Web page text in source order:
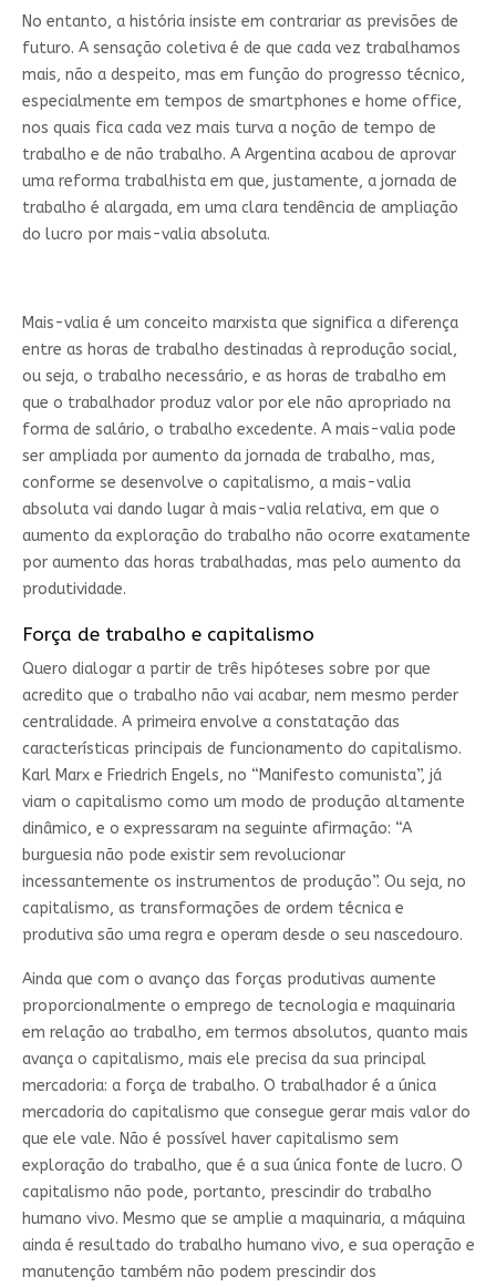
No entanto, a história insiste em contrariar as previsões de
futuro. A sensação coletiva é de que cada vez trabalhamos
mais, não a despeito, mas em função do progresso técnico,
especialmente em tempos de smartphones e home office,
nos quais fica cada vez mais turva a noção de tempo de
trabalho e de não trabalho. A Argentina acabou de aprovar
uma reforma trabalhista em que, justamente, a jornada de
trabalho é alargada, em uma clara tendência de ampliação
do lucro por mais-valia absoluta.
Mais-valia é um conceito marxista que significa a diferença
entre as horas de trabalho destinadas à reprodução social,
ou seja, o trabalho necessário, e as horas de trabalho em
que o trabalhador produz valor por ele não apropriado na
forma de salário, o trabalho excedente. A mais-valia pode
ser ampliada por aumento da jornada de trabalho, mas,
conforme se desenvolve o capitalismo, a mais-valia
absoluta vai dando lugar à mais-valia relativa, em que o
aumento da exploração do trabalho não ocorre exatamente
por aumento das horas trabalhadas, mas pelo aumento da
produtividade.
Força de trabalho e capitalismo
Quero dialogar a partir de três hipóteses sobre por que
acredito que o trabalho não vai acabar, nem mesmo perder
centralidade. A primeira envolve a constatação das
características principais de funcionamento do capitalismo.
Karl Marx e Friedrich Engels, no “Manifesto comunista”, já
viam o capitalismo como um modo de produção altamente
dinâmico, e o expressaram na seguinte afirmação: “A
burguesia não pode existir sem revolucionar
incessantemente os instrumentos de produção”. Ou seja, no
capitalismo, as transformações de ordem técnica e
produtiva são uma regra e operam desde o seu nascedouro.
Ainda que com o avanço das forças produtivas aumente
proporcionalmente o emprego de tecnologia e maquinaria
em relação ao trabalho, em termos absolutos, quanto mais
avança o capitalismo, mais ele precisa da sua principal
mercadoria: a força de trabalho. O trabalhador é a única
mercadoria do capitalismo que consegue gerar mais valor do
que ele vale. Não é possível haver capitalismo sem
exploração do trabalho, que é a sua única fonte de lucro. O
capitalismo não pode, portanto, prescindir do trabalho
humano vivo. Mesmo que se amplie a maquinaria, a máquina
ainda é resultado do trabalho humano vivo, e sua operação e
manutenção também não podem prescindir dos